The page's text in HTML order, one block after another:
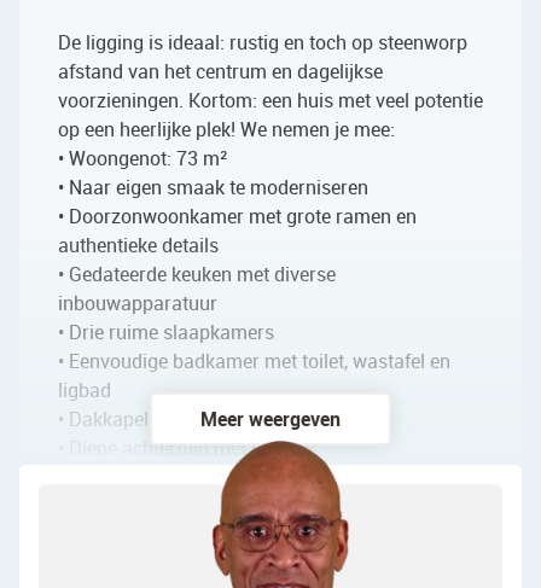
De ligging is ideaal: rustig en toch op steenworp
afstand van het centrum en dagelijkse
voorzieningen. Kortom: een huis met veel potentie
op een heerlijke plek! We nemen je mee:
• Woongenot: 73 m²
• Naar eigen smaak te moderniseren
• Doorzonwoonkamer met grote ramen en
authentieke details
• Gedateerde keuken met diverse
inbouwapparatuur
• Drie ruime slaapkamers
• Eenvoudige badkamer met toilet, wastafel en
ligbad
• Dakkapel aan de voorzijde
• Diepe achtertuin met privacy
• Vrijstaande berging in de tuin
Indeling van de woning:
Meer weergeven